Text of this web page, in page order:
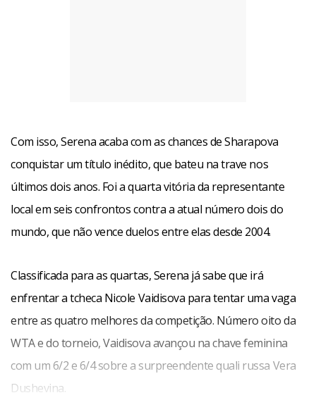
Com isso, Serena acaba com as chances de Sharapova
conquistar um título inédito, que bateu na trave nos
últimos dois anos. Foi a quarta vitória da representante
local em seis confrontos contra a atual número dois do
mundo, que não vence duelos entre elas desde 2004.
Classificada para as quartas, Serena já sabe que irá
enfrentar a tcheca Nicole Vaidisova para tentar uma vaga
entre as quatro melhores da competição. Número oito da
WTA e do torneio, Vaidisova avançou na chave feminina
com um 6/2 e 6/4 sobre a surpreendente quali russa Vera
Dushevina.